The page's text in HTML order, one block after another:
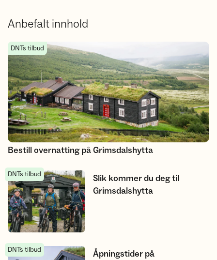
Anbefalt innhold
Bestill overnatting på Grimsdalshytta
DNTs tilbud
Bestill overnatting på Grimsdalshytta
Slik kommer du deg til Grimsdalshytta
DNTs tilbud
Slik kommer du deg til
Grimsdalshytta
Åpningstider på Grimsdalshytta
DNTs tilbud
Åpningstider på